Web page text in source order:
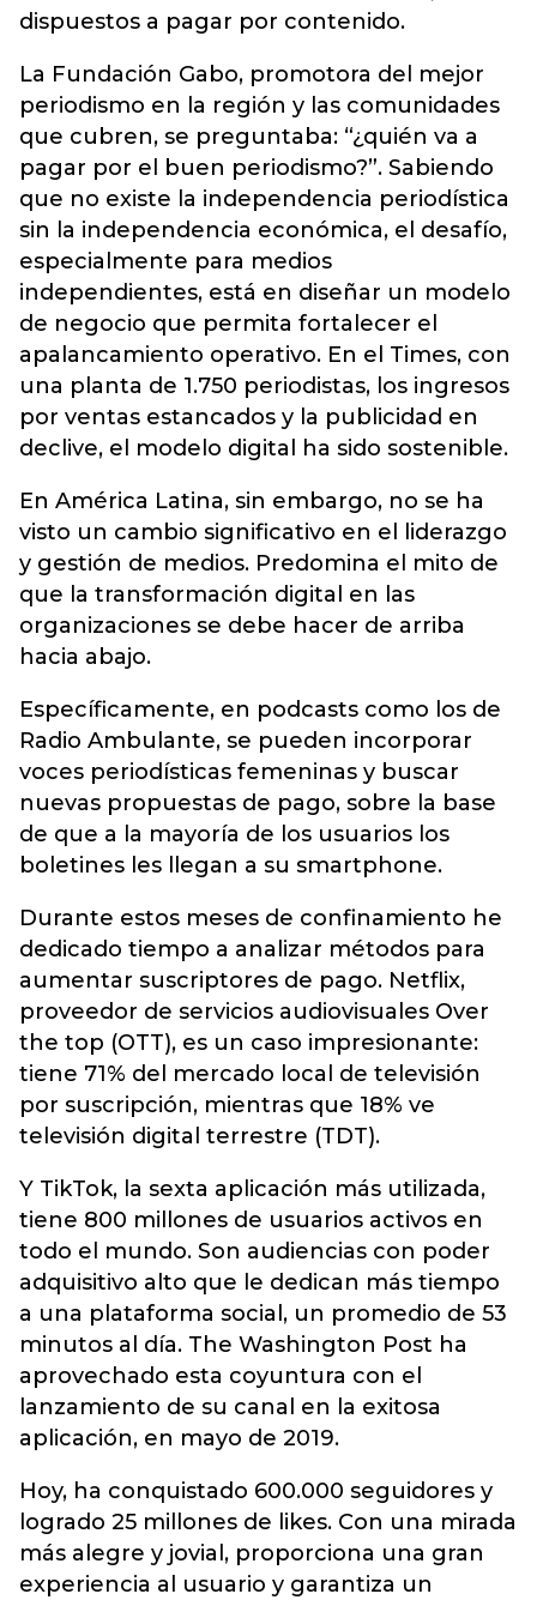
dispuestos a pagar por contenido.
La Fundación Gabo, promotora del mejor
periodismo en la región y las comunidades
que cubren, se preguntaba: “¿quién va a
pagar por el buen periodismo?”. Sabiendo
que no existe la independencia periodística
sin la independencia económica, el desafío,
especialmente para medios
independientes, está en diseñar un modelo
de negocio que permita fortalecer el
apalancamiento operativo. En el Times, con
una planta de 1.750 periodistas, los ingresos
por ventas estancados y la publicidad en
declive, el modelo digital ha sido sostenible.
En América Latina, sin embargo, no se ha
visto un cambio significativo en el liderazgo
y gestión de medios. Predomina el mito de
que la transformación digital en las
organizaciones se debe hacer de arriba
hacia abajo.
Específicamente, en podcasts como los de
Radio Ambulante, se pueden incorporar
voces periodísticas femeninas y buscar
nuevas propuestas de pago, sobre la base
de que a la mayoría de los usuarios los
boletines les llegan a su smartphone.
Durante estos meses de confinamiento he
dedicado tiempo a analizar métodos para
aumentar suscriptores de pago. Netflix,
proveedor de servicios audiovisuales Over
the top (OTT), es un caso impresionante:
tiene 71% del mercado local de televisión
por suscripción, mientras que 18% ve
televisión digital terrestre (TDT).
Y TikTok, la sexta aplicación más utilizada,
tiene 800 millones de usuarios activos en
todo el mundo. Son audiencias con poder
adquisitivo alto que le dedican más tiempo
a una plataforma social, un promedio de 53
minutos al día. The Washington Post ha
aprovechado esta coyuntura con el
lanzamiento de su canal en la exitosa
aplicación, en mayo de 2019.
Hoy, ha conquistado 600.000 seguidores y
logrado 25 millones de likes. Con una mirada
más alegre y jovial, proporciona una gran
experiencia al usuario y garantiza un